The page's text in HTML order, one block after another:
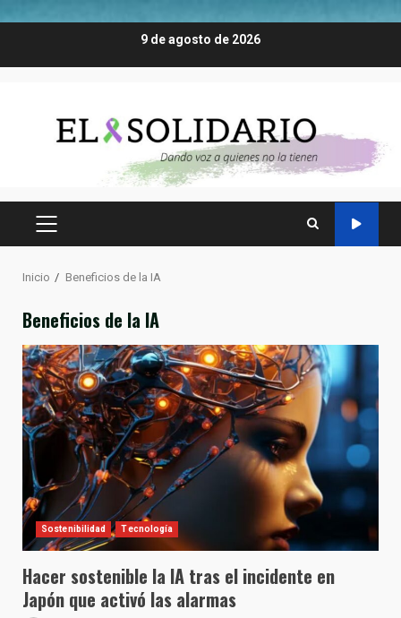
9 de agosto de 2026
MENÚ
Inicio Beneficios de la IA
Beneficios de la IA
Sostenibilidad Tecnología
Hacer sostenible la IA tras el incidente en
Japón que activó las alarmas